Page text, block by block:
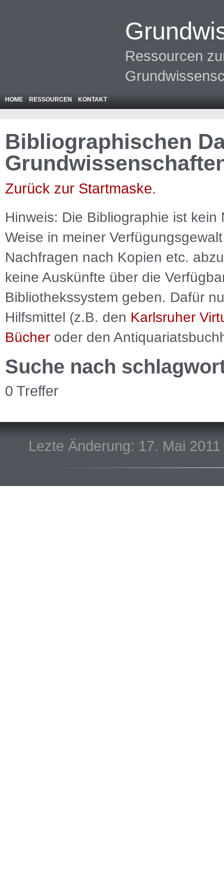
Ressourcen
HOME RESSOURCEN KONTAKT
Bibliographischen
Zurück zur Startmaske.
Hinweis: Die Bibliographie ist kein
Weise in meiner
Nachfragen nach Kopien etc.
keine Auskünfte über die
Bibliothekssystem geben. Dafür
Hilfsmittel (z.B. den Karlsruher
Bücher oder den
Suche nach
0 Treffer
Lezte Änderung: 17. Mai